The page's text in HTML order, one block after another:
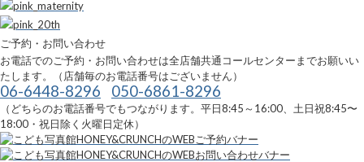
ご予約・お問い合わせ
お電話でのご予約・お問い合わせは全店舗共通コールセンターまでお願いい
たします。（店舗毎のお電話番号はございません）
06-6448-8296 050-6861-8296
（どちらのお電話番号でもつながります。平日8:45～16:00、土日祝8:45〜
18:00・祝日除く火曜日定休）